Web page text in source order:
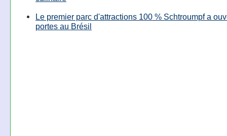
Le premier parc d'attractions 100 % Schtroumpf a
portes au Brésil